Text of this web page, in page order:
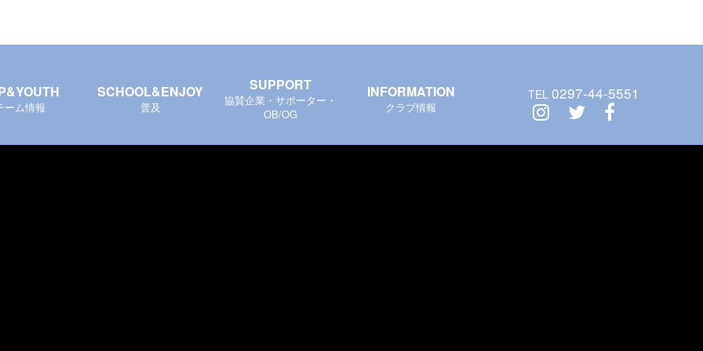
ーム情報
SCHOOL&ENJOY
普及
SUPPORT
協賛企業・サポーター・
OB/OG
INFORMATION
クラブ情報
TEL 0297-44-5551